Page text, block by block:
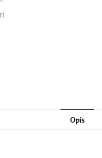
Opis